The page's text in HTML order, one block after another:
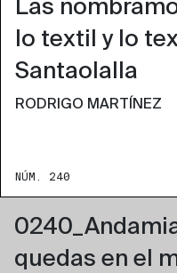
Las
lo textil y lo
Santaolalla
RODRIGO MARTÍNEZ
NÚM. 240
quedas en el